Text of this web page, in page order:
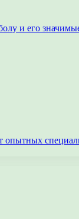
и его